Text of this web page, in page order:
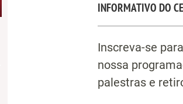
INFORMATIVO DO
Inscreva-se
nossa
palestras e